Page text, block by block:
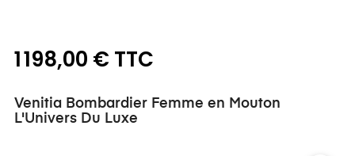
1 198,00 € TTC
Venitia Bombardier Femme en Mouton
L'Univers Du Luxe